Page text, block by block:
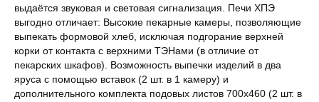
выдаётся звуковая и световая сигнализация. Печи ХПЭ
выгодно отличает: Высокие пекарные камеры, позволяющие
выпекать формовой хлеб, исключая подгорание верхней
корки от контакта с верхними ТЭНами (в отличие от
пекарских шкафов). Возможность выпечки изделий в два
яруса с помощью вставок (2 шт. в 1 камеру) и
дополнительного комплекта подовых листов 700х460 (2 шт. в